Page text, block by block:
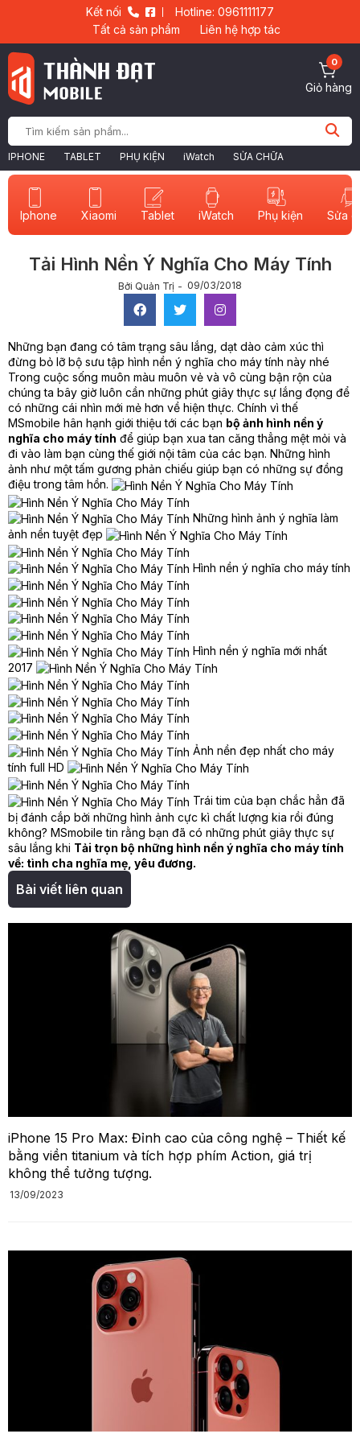
Kết nối
Hotline: 0961111177
Tất cả sản phẩm
Liên hệ hợp tác
IPHONE TABLET PHỤ KIỆN iWatch SỬA CHỮA
0
Giỏ hàng
Iphone Xiaomi Tablet iWatch Phụ kiện Sửa
Tải Hình Nền Ý Nghĩa Cho Máy Tính
Bởi Quản Trị 09/03/2018
Những bạn đang có tâm trạng sâu lắng, dạt dào cảm xúc thì
đừng bỏ lỡ bộ sưu tập hình nền ý nghĩa cho máy tính này nhé
Trong cuộc sống muôn màu muôn vẻ và vô cùng bận rộn của
chúng ta bây giờ luôn cần những phút giây thực sự lắng đọng để
có những cái nhìn mới mẻ hơn về hiện thực. Chính vì thế
MSmobile hân hạnh giới thiệu tới các bạn bộ ảnh hình nền ý
nghĩa cho máy tính để giúp bạn xua tan căng thẳng mệt mỏi và
đi vào làm bạn cùng thế giới nội tâm của các bạn. Những hình
ảnh như một tấm gương phản chiếu giúp bạn có những sự đồng
điệu trong tâm hồn.
Những hình ảnh ý nghĩa làm
ảnh nền tuyệt đẹp
Hình nền ý nghĩa cho máy tính
Hình nền ý nghĩa mới nhất
2017
Ảnh nền đẹp nhất cho máy
tính full HD
Trái tim của bạn chắc hẳn đã
bị đánh cắp bởi những hình ảnh cực kì chất lượng kia rồi đúng
không? MSmobile tin rằng bạn đã có những phút giây thực sự
sâu lắng khi Tải trọn bộ những hình nền ý nghĩa cho máy tính
về: tình cha nghĩa mẹ, yêu đương.
Bài viết liên quan
iPhone 15 Pro Max: Đỉnh cao của công nghệ – Thiết kế
bằng viền titanium và tích hợp phím Action, giá trị
không thể tưởng tượng.
13/09/2023